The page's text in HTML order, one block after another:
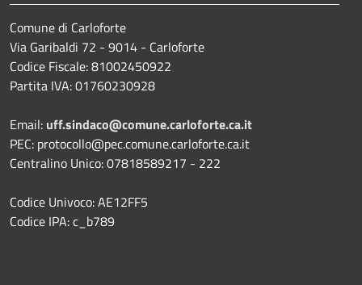
Comune di Carloforte
Via Garibaldi 72 - 9014 - Carloforte
Codice Fiscale: 81002450922
Partita IVA: 01760230928
Email: uff.sindaco@comune.carloforte.ca.it
PEC: protocollo@pec.comune.carloforte.ca.it
Centralino Unico: 07818589217 - 222
Codice Univoco: AE12FF5
Codice IPA: c_b789